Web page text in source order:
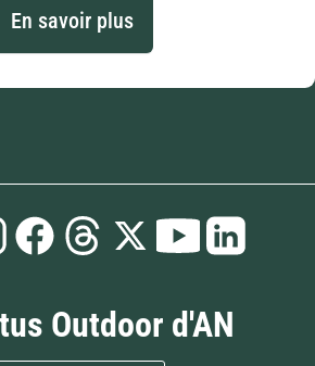
En savoir plus
Outdoor d'AN